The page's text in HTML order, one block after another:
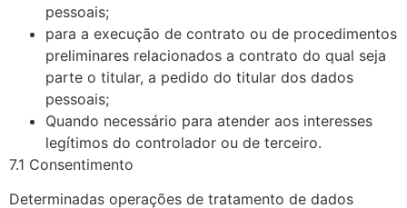
pessoais;
para a execução de contrato ou de procedimentos
preliminares relacionados a contrato do qual seja
parte o titular, a pedido do titular dos dados
pessoais;
Quando necessário para atender aos interesses
legítimos do controlador ou de terceiro.
7.1 Consentimento
Determinadas operações de tratamento de dados